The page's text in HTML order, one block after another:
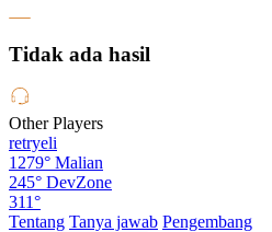
Tidak ada hasil
Other Players
retryeli
1279° Malian
245° DevZone
311°
Tentang Tanya jawab Pengembang